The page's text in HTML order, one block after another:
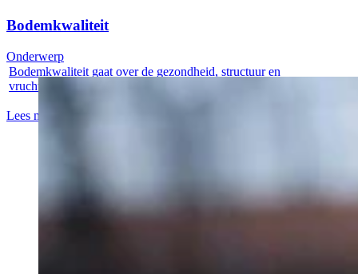
Bodemkwaliteit
Bodemkwaliteit gaat over de gezondheid, structuur en
vruchtbaarheid van de...
Lees meer
Onderwerp